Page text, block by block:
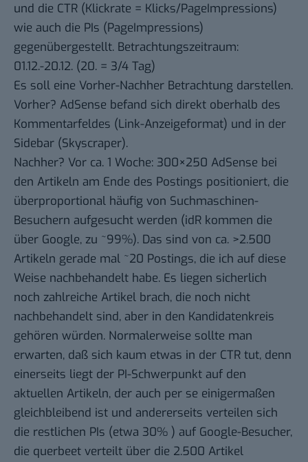
und die CTR (Klickrate = Klicks/PageImpressions)
wie auch die PIs (PageImpressions)
gegenübergestellt. Betrachtungszeitraum:
01.12.-20.12. (20. = 3/4 Tag)
Es soll eine Vorher-Nachher Betrachtung darstellen.
Vorher? AdSense befand sich direkt oberhalb des
Kommentarfeldes (Link-Anzeigeformat) und in der
Sidebar (Skyscraper).
Nachher? Vor ca. 1 Woche: 300×250 AdSense bei
den Artikeln am Ende des Postings positioniert, die
überproportional häufig von Suchmaschinen-
Besuchern aufgesucht werden (idR kommen die
über Google, zu ~99%). Das sind von ca. >2.500
Artikeln gerade mal ~20 Postings, die ich auf diese
Weise nachbehandelt habe. Es liegen sicherlich
noch zahlreiche Artikel brach, die noch nicht
nachbehandelt sind, aber in den Kandidatenkreis
gehören würden. Normalerweise sollte man
erwarten, daß sich kaum etwas in der CTR tut, denn
einerseits liegt der PI-Schwerpunkt auf den
aktuellen Artikeln, der auch per se einigermaßen
gleichbleibend ist und andererseits verteilen sich
die restlichen PIs (etwa 30% ) auf Google-Besucher,
die querbeet verteilt über die 2.500 Artikel